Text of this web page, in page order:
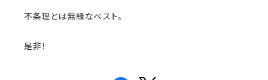
不条理とは無縁なベスト。
是非！